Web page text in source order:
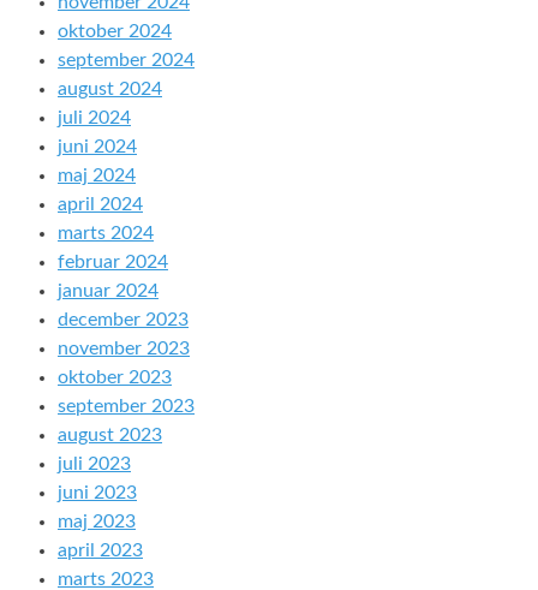
oktober 2024
september 2024
august 2024
juli 2024
juni 2024
maj 2024
april 2024
marts 2024
februar 2024
januar 2024
december 2023
november 2023
oktober 2023
september 2023
august 2023
juli 2023
juni 2023
maj 2023
april 2023
marts 2023